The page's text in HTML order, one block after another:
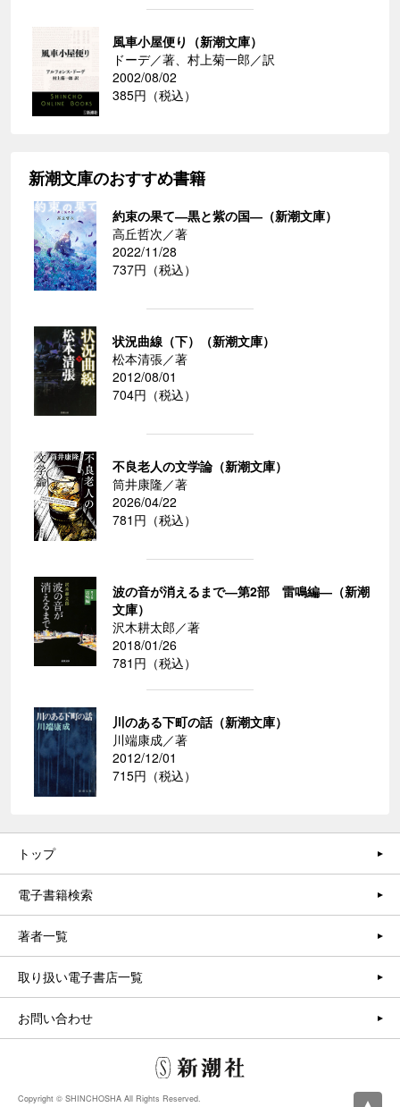
風車小屋便り（新潮文庫）
ドーデ／著、村上菊一郎／訳
2002/08/02
385円（税込）
新潮文庫のおすすめ書籍
約束の果て―黒と紫の国―（新潮文庫）
高丘哲次／著
2022/11/28
737円（税込）
状況曲線（下）（新潮文庫）
松本清張／著
2012/08/01
704円（税込）
不良老人の文学論（新潮文庫）
筒井康隆／著
2026/04/22
781円（税込）
波の音が消えるまで―第2部 雷鳴編―（新潮
文庫）
沢木耕太郎／著
2018/01/26
781円（税込）
川のある下町の話（新潮文庫）
川端康成／著
2012/12/01
715円（税込）
トップ
電子書籍検索
著者一覧
取り扱い電子書店一覧
お問い合わせ
Copyright © SHINCHOSHA All Rights Reserved.